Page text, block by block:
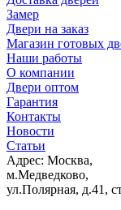
Замер
Двери на заказ
Магазин готовых
Наши работы
О компании
Двери оптом
Гарантия
Контакты
Новости
Статьи
Адрес: Москва,
м.Медведково,
ул.Полярная, д.41,